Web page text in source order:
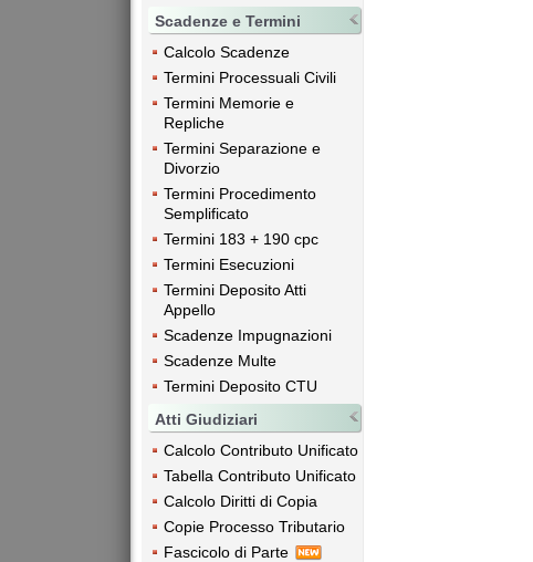
Scadenze e Termini
Calcolo Scadenze
Termini Processuali Civili
Termini Memorie e
Repliche
Termini Separazione e
Divorzio
Termini Procedimento
Semplificato
Termini 183 + 190 cpc
Termini Esecuzioni
Termini Deposito Atti
Appello
Scadenze Impugnazioni
Scadenze Multe
Termini Deposito CTU
Atti Giudiziari
Calcolo Contributo Unificato
Tabella Contributo Unificato
Calcolo Diritti di Copia
Copie Processo Tributario
Fascicolo di Parte